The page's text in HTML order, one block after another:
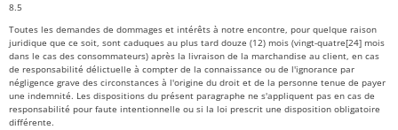
8.5
Toutes les demandes de dommages et intérêts à notre encontre, pour quelque raison
juridique que ce soit, sont caduques au plus tard douze (12) mois (vingt-quatre[24] mois
dans le cas des consommateurs) après la livraison de la marchandise au client, en cas
de responsabilité délictuelle à compter de la connaissance ou de l'ignorance par
négligence grave des circonstances à l'origine du droit et de la personne tenue de payer
une indemnité. Les dispositions du présent paragraphe ne s'appliquent pas en cas de
responsabilité pour faute intentionnelle ou si la loi prescrit une disposition obligatoire
différente.